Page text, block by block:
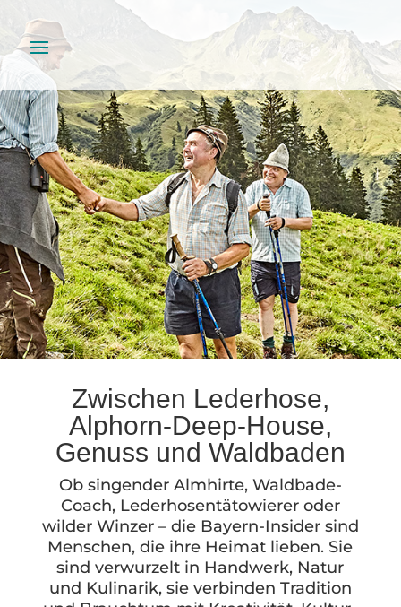
Zwischen Lederhose,
Alphorn-Deep-House,
Genuss und Waldbaden
Ob singender Almhirte, Waldbade-
Coach, Lederhosentätowierer oder
wilder Winzer – die Bayern-Insider sind
Menschen, die ihre Heimat lieben. Sie
sind verwurzelt in Handwerk, Natur
und Kulinarik, sie verbinden Tradition